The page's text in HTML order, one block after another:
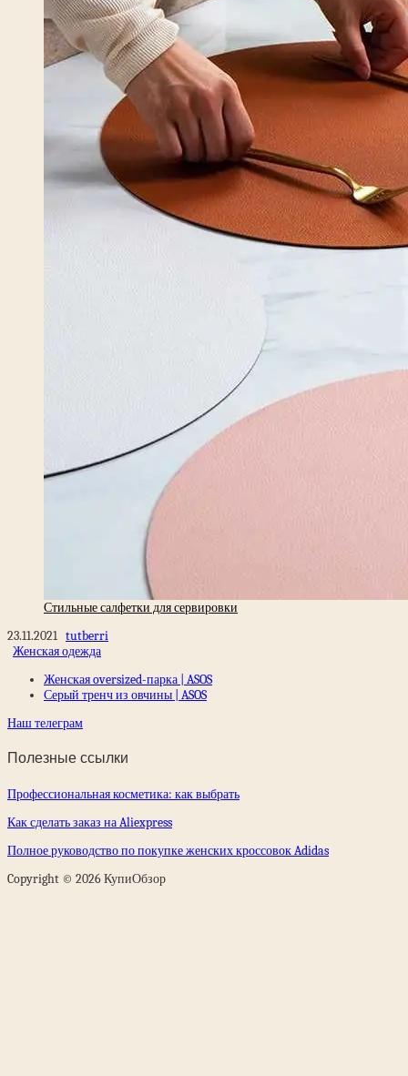
Стильные салфетки для сервировки
23.11.2021 tutberri
Женская одежда
Женская oversized-парка | ASOS
Серый тренч из овчины | ASOS
Наш телеграм
Полезные ссылки
Профессиональная косметика: как выбрать
Как сделать заказ на Aliexpress
Полное руководство по покупке женских кроссовок Adidas
Copyright © 2026 КупиОбзор